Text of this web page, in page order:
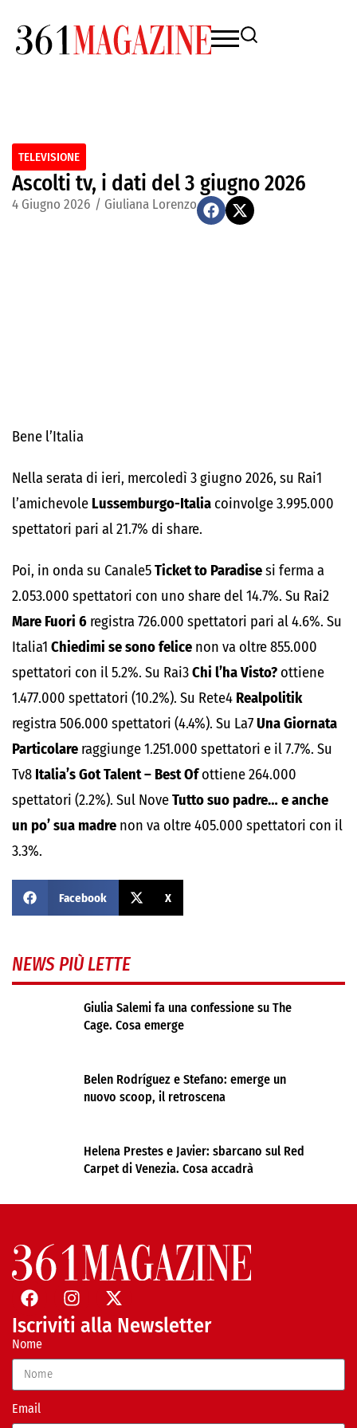
TELEVISIONE
Ascolti tv, i dati del 3 giugno 2026
4 Giugno 2026 / Giuliana Lorenzo
Bene l’Italia
Nella serata di ieri, mercoledì 3 giugno 2026, su Rai1
l’amichevole Lussemburgo-Italia coinvolge 3.995.000
spettatori pari al 21.7% di share.
Poi, in onda su Canale5Ticket to Paradisesi ferma a
2.053.000 spettatori con uno share del 14.7%. Su Rai2
Mare Fuori 6 registra 726.000 spettatori pari al 4.6%. Su
Italia1 Chiedimi se sono felice non va oltre 855.000
spettatori con il 5.2%. Su Rai3Chi l’ha Visto? ottiene
1.477.000 spettatori (10.2%). Su Rete4 Realpolitik
registra 506.000 spettatori (4.4%). Su La7Una Giornata
Particolare raggiunge 1.251.000 spettatori e il 7.7%. Su
Tv8 Italia’s Got Talent – Best Ofottiene 264.000
spettatori (2.2%). Sul NoveTutto suo padre… e anche
un po’ sua madre non va oltre 405.000 spettatori con il
3.3%.
Facebook X
NEWS PIÙ LETTE
Giulia Salemi fa una confessione su The
Cage. Cosa emerge
Belen Rodríguez e Stefano: emerge un
nuovo scoop, il retroscena
Helena Prestes e Javier: sbarcano sul Red
Carpet di Venezia. Cosa accadrà
Iscriviti alla Newsletter
Nome
Email